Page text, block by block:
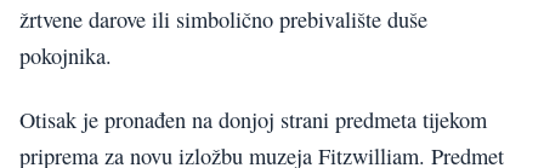
žrtvene darove ili simbolično prebivalište duše
pokojnika.
Otisak je pronađen na donjoj strani predmeta tijekom
priprema za novu izložbu muzeja Fitzwilliam. Predmet